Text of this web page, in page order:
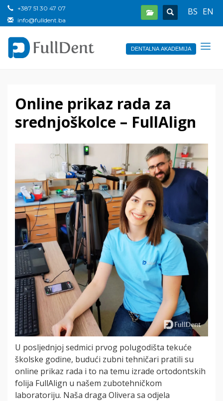
BS EN
+387 51 30 47 07
info@fulldent.ba
DENTALNA AKADEMIJA
Online prikaz rada za
srednjoškolce – FullAlign
U posljednjoj sedmici prvog polugodišta tekuće
školske godine, budući zubni tehničari pratili su
online prikaz rada i to na temu izrade ortodontskih
folija FullAlign u našem zubotehničkom
laboratoriju. Naša draga Olivera sa odjela